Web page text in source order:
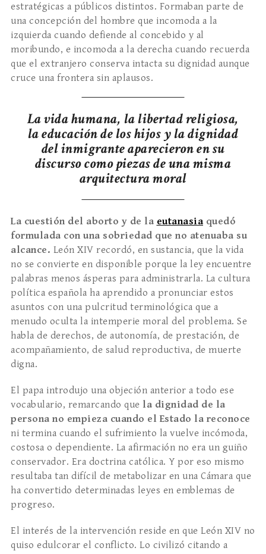
estratégicas a públicos distintos. Formaban parte de
una concepción del hombre que incomoda a la
izquierda cuando defiende al concebido y al
moribundo, e incomoda a la derecha cuando recuerda
que el extranjero conserva intacta su dignidad aunque
cruce una frontera sin aplausos.
La vida humana, la libertad religiosa,
la educación de los hijos y la dignidad
del inmigrante aparecieron en su
discurso como piezas de una misma
arquitectura moral
La cuestión del aborto y de la eutanasiaquedó
formulada con una sobriedad que no atenuaba su
alcance. León XIV recordó, en sustancia, que la vida
no se convierte en disponible porque la ley encuentre
palabras menos ásperas para administrarla. La cultura
política española ha aprendido a pronunciar estos
asuntos con una pulcritud terminológica que a
menudo oculta la intemperie moral del problema. Se
habla de derechos, de autonomía, de prestación, de
acompañamiento, de salud reproductiva, de muerte
digna.
El papa introdujo una objeción anterior a todo ese
vocabulario, remarcando que la dignidad de la
persona no empieza cuando el Estado la reconoce
ni termina cuando el sufrimiento la vuelve incómoda,
costosa o dependiente. La afirmación no era un guiño
conservador. Era doctrina católica. Y por eso mismo
resultaba tan difícil de metabolizar en una Cámara que
ha convertido determinadas leyes en emblemas de
progreso.
El interés de la intervención reside en que León XIV no
quiso edulcorar el conflicto. Lo civilizó citando a